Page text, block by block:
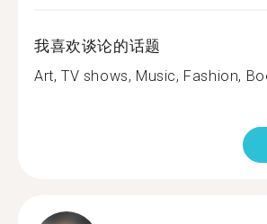
我喜欢谈论的话题
Art, TV shows, Music, Fashion,